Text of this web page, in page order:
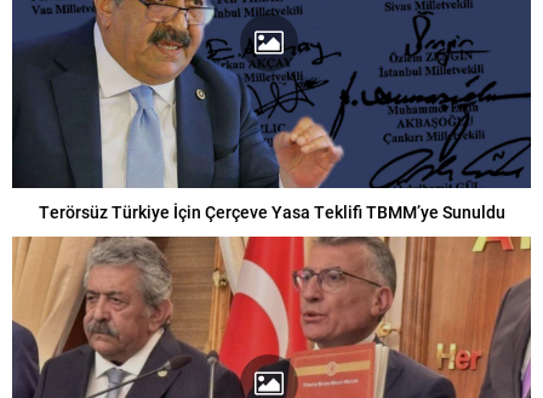
Terörsüz Türkiye İçin Çerçeve Yasa Teklifi TBMM’ye Sunuldu